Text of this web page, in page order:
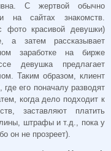
С жертвой обычно
на сайтах знакомств.
фото красивой девушки)
а затем рассказывает
заработке на бирже
девушка предлагает
Таким образом, клиент
его поначалу разводят
когда дело подходит к
заставляют платить
штрафы и т.д., пока у
он не прозреет).